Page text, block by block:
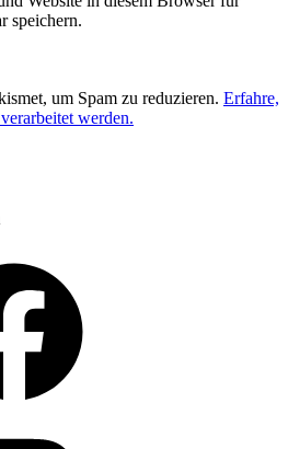
speichern.
um Spam zu reduzieren. Erfahre,
werden.